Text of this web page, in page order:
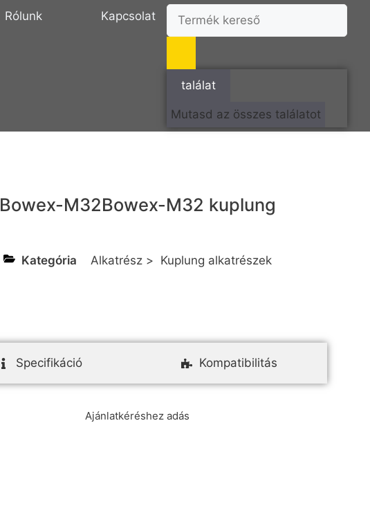
Rólunk
Kapcsolat
találat
Mutasd az összes találatot
Bowex-M32Bowex-M32 kuplung
Kategória Alkatrész > Kuplung alkatrészek
Specifikáció Kompatibilitás
Ajánlatkéréshez adás